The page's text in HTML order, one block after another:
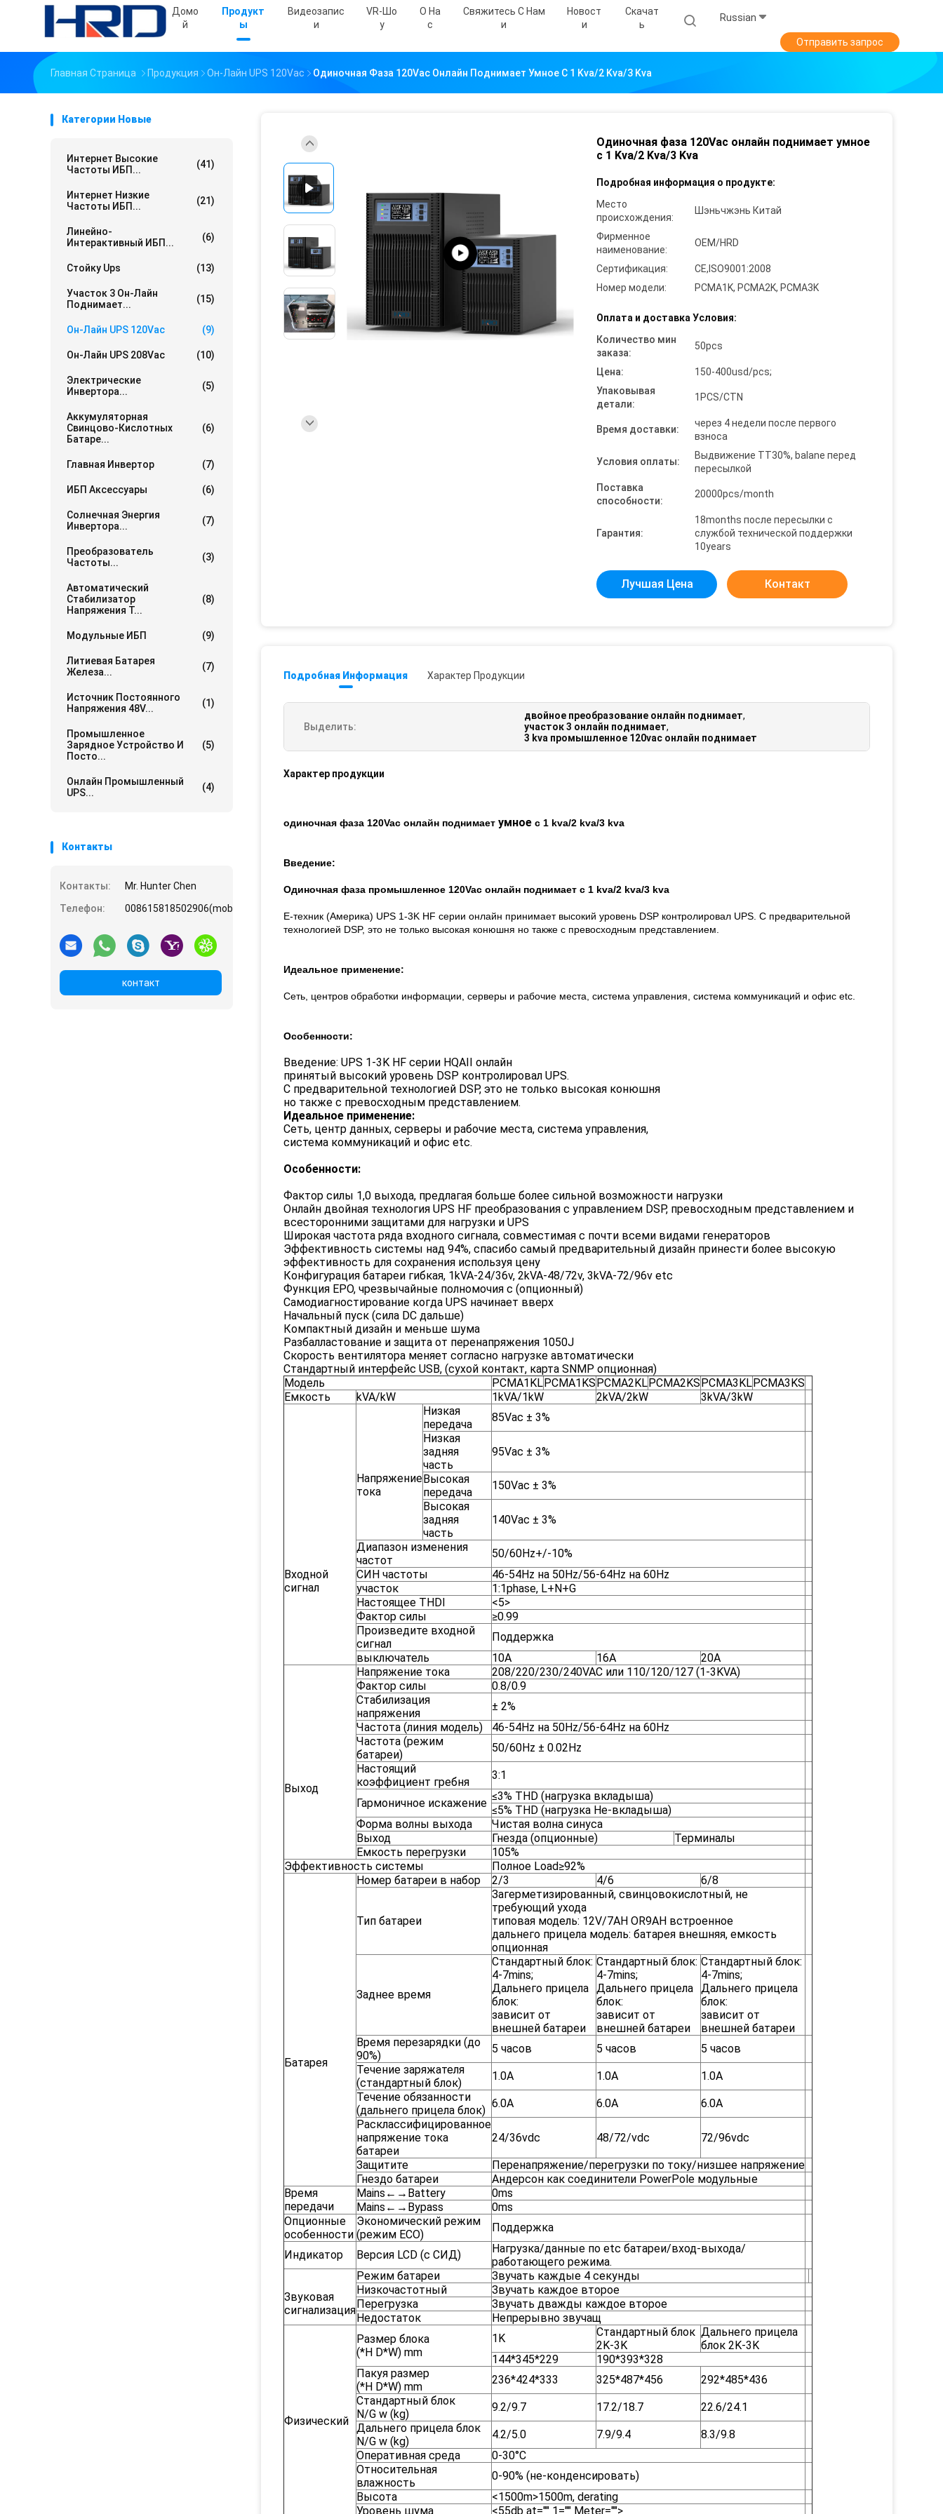
Домо
Й
Продукт
Ы
Видеозапис
И
VR-Шо
У
О На
С
Свяжитесь С Нам
И
Новост
И
Скачат
Ь
Russian
Отправить запрос
Главная Страница Продукция Он-Лайн UPS 120Vac Одиночная Фаза 120Vac Онлайн Поднимает Умное С 1 Kva/2 Kva/3 Kva
Категории Новые
Интернет Высокие
Частоты ИБП...
(41)
Интернет Низкие
Частоты ИБП...
(21)
Линейно-
Интерактивный ИБП...
(6)
Стойку Ups (13)
Участок 3 Он-Лайн
Поднимает...
(15)
Он-Лайн UPS 120Vac (9)
Он-Лайн UPS 208Vac (10)
Электрические
Инвертора...
(5)
Аккумуляторная
Свинцово-Кислотных
Батаре...
(6)
Главная Инвертор (7)
ИБП Аксессуары (6)
Солнечная Энергия
Инвертора...
(7)
Преобразователь
Частоты...
(3)
Автоматический
Стабилизатор
Напряжения Т...
(8)
Модульные ИБП (9)
Литиевая Батарея
Железа...
(7)
Источник Постоянного
Напряжения 48V...
(1)
Промышленное
Зарядное Устройство И
Посто...
(5)
Онлайн Промышленный
UPS...
(4)
Контакты
Контакты:
Mr. Hunter Chen
Телефон:
008615818502906(mobile)
контакт
Одиночная фаза 120Vac онлайн поднимает умное
с 1 Kva/2 Kva/3 Kva
Подробная информация о продукте:
Место
происхождения:
Шэньчжэнь Китай
Фирменное
наименование:
OEM/HRD
Сертификация:
CE,ISO9001:2008
Номер модели:
PCMA1K, PCMA2K, PCMA3K
Оплата и доставка Условия:
Количество мин
заказа:
50pcs
Цена:
150-400usd/pcs;
Упаковывая
детали:
1PCS/CTN
Время доставки:
через 4 недели после первого
взноса
Условия оплаты:
Выдвижение TT30%, balane перед
пересылкой
Поставка
способности:
20000pcs/month
Гарантия:
18months после пересылки с
службой технической поддержки
10years
Лучшая Цена Контакт
Подробная Информация Характер Продукции
Выделить:
двойное преобразование онлайн поднимает,
участок 3 онлайн поднимает,
3 kva промышленное 120vac онлайн поднимает
Характер продукции
одиночная фаза 120Vac онлайн поднимает умное с 1 kva/2 kva/3 kva
Введение:
Одиночная фаза промышленное 120Vac онлайн поднимает с 1 kva/2 kva/3 kva
E-техник (Америка) UPS 1-3K HF серии онлайн принимает высокий уровень DSP контролировал UPS. С предварительной
технологией DSP, это не только высокая конюшня но также с превосходным представлением.
Идеальное применение:
Сеть, центров обработки информации, серверы и рабочие места, система управления, система коммуникаций и офис etc.
Особенности:
Введение: UPS 1-3K HF серии HQAII онлайн
принятый высокий уровень DSP контролировал UPS.
С предварительной технологией DSP, это не только высокая конюшня
но также с превосходным представлением.
Идеальное применение:
Сеть, центр данных, серверы и рабочие места, система управления,
система коммуникаций и офис etc.
Особенности:
Фактор силы 1,0 выхода, предлагая больше более сильной возможности нагрузки
Онлайн двойная технология UPS HF преобразования с управлением DSP, превосходным представлением и
всесторонними защитами для нагрузки и UPS
Широкая частота ряда входного сигнала, совместимая с почти всеми видами генераторов
Эффективность системы над 94%, спасибо самый предварительный дизайн принести более высокую
эффективность для сохранения используя цену
Конфигурация батареи гибкая, 1kVA-24/36v, 2kVA-48/72v, 3kVA-72/96v etc
Функция EPO, чрезвычайные полномочия с (опционный)
Самодиагностирование когда UPS начинает вверх
Начальный пуск (сила DC дальше)
Компактный дизайн и меньше шума
Разбалластование и защита от перенапряжения 1050J
Скорость вентилятора меняет согласно нагрузке автоматически
Стандартный интерфейс USB, (сухой контакт, карта SNMP опционная)
Модель
PCMA1KL PCMA1KS PCMA2KL PCMA2KS PCMA3KL PCMA3KS
Емкость
kVA/kW 1kVA/1kW 2kVA/2kW 3kVA/3kW
Входной
сигнал
Напряжение
тока
Низкая
передача
85Vac ± 3%
Низкая
задняя
часть
95Vac ± 3%
Высокая
передача
150Vac ± 3%
Высокая
задняя
часть
140Vac ± 3%
Диапазон изменения
частот
50/60Hz+/-10%
СИН частоты
46-54Hz на 50Hz/56-64Hz на 60Hz
участок
1:1phase, L+N+G
Настоящее THDI
<5>
Фактор силы
≥0.99
Произведите входной
сигнал
Поддержка
выключатель
10A 16A 20A
Выход
Напряжение тока
208/220/230/240VAC или 110/120/127 (1-3KVA)
Фактор силы
0.8/0.9
Стабилизация
напряжения
± 2%
Частота (линия модель)
46-54Hz на 50Hz/56-64Hz на 60Hz
Частота (режим
батареи)
50/60Hz ± 0.02Hz
Настоящий
коэффициент гребня
3:1
Гармоничное искажение
≤3% THD (нагрузка вкладыша)
≤5% THD (нагрузка Не-вкладыша)
Форма волны выхода
Чистая волна синуса
Выход
Гнезда (опционные)
Терминалы
Емкость перегрузки
105%
Эффективность системы
Полное Load≥92%
Батарея
Номер батареи в набор 2/3 4/6 6/8
Тип батареи
Загерметизированный, свинцовокислотный, не
требующий ухода
типовая модель: 12V/7AH OR9AH встроенное
дальнего прицела модель: батарея внешняя, емкость
опционная
Заднее время
Стандартный блок:
4-7mins;
Дальнего прицела
блок:
зависит от
внешней батареи
Стандартный блок:
4-7mins;
Дальнего прицела
блок:
зависит от
внешней батареи
Стандартный блок:
4-7mins;
Дальнего прицела
блок:
зависит от
внешней батареи
Время перезарядки (до
90%)
5 часов 5 часов
5 часов
Течение заряжателя
(стандартный блок)
1.0A 1.0A
1.0A
Течение обязанности
(дальнего прицела блок)
6.0A 6.0A
6.0A
Расклассифицированное
напряжение тока
батареи
24/36vdc 48/72/vdc 72/96vdc
Защитите
Перенапряжение/перегрузки по току/низшее напряжение
Гнездо батареи
Андерсон как соединители PowerPole модульные
Время
передачи
Mains←→Battery
0ms
Mains←→Bypass
0ms
Опционные
особенности
Экономический режим
(режим ECO)
Поддержка
Индикатор Версия LCD (с СИД)
Нагрузка/данные по etc батареи/вход-выхода/
работающего режима.
Звуковая
сигнализация
Режим батареи
Звучать каждые 4 секунды
Низкочастотный
Звучать каждое второе
Перегрузка
Звучать дважды каждое второе
Недостаток
Непрерывно звучащ
Физический
Размер блока
(*H D*W) mm
1K
Стандартный блок
2K-3K
Дальнего прицела
блок 2K-3K
144*345*229
190*393*328
Пакуя размер
(*H D*W) mm
236*424*333 325*487*456
292*485*436
Стандартный блок
N/G w (kg)
9.2/9.7 17.2/18.7
22.6/24.1
Дальнего прицела блок
N/G w (kg)
4.2/5.0 7.9/9.4
8.3/9.8
Оперативная среда
0-30°C
Относительная
влажность
0-90% (не-конденсировать)
Высота
<1500m>1500m, derating
Уровень шума
<55db at="" 1="" Meter="">